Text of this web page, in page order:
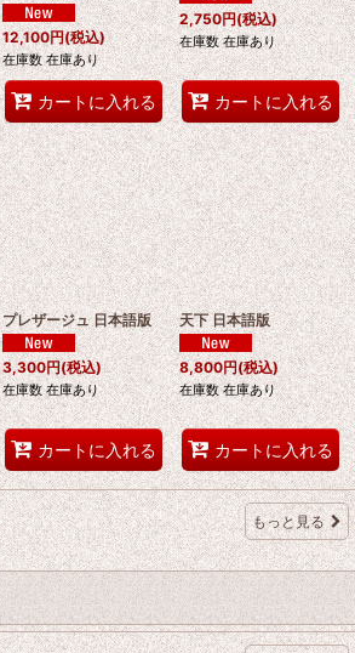
12,100円(税込)
在庫数 在庫あり
カートに入れる
2,750円(税込)
在庫数 在庫あり
カートに入れる
プレザージュ 日本語版
3,300円(税込)
在庫数 在庫あり
カートに入れる
天下 日本語版
8,800円(税込)
在庫数 在庫あり
カートに入れる
もっと見る